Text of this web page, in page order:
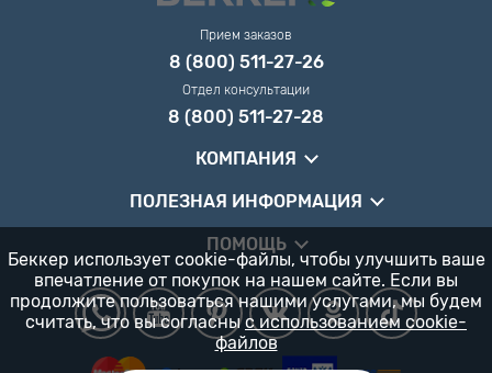
Прием заказов
8 (800) 511-27-26
Отдел консультации
8 (800) 511-27-28
КОМПАНИЯ
ПОЛЕЗНАЯ ИНФОРМАЦИЯ
ПОМОЩЬ
Беккер использует cookie-файлы, чтобы улучшить ваше
впечатление от покупок на нашем сайте. Если вы
продолжите пользоваться нашими услугами, мы будем
считать, что вы согласны с использованием cookie-
файлов